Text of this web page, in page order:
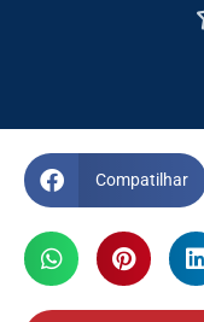
Compatilhar